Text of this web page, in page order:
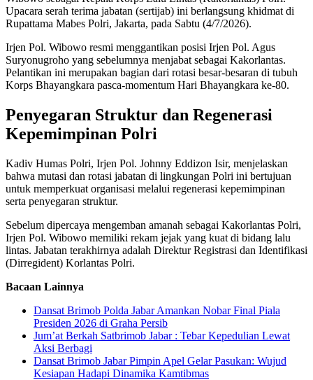
Upacara serah terima jabatan (sertijab) ini berlangsung khidmat di
Rupattama Mabes Polri, Jakarta, pada Sabtu (4/7/2026).
Irjen Pol. Wibowo resmi menggantikan posisi Irjen Pol. Agus
Suryonugroho yang sebelumnya menjabat sebagai Kakorlantas.
Pelantikan ini merupakan bagian dari rotasi besar-besaran di tubuh
Korps Bhayangkara pasca-momentum Hari Bhayangkara ke-80.
Penyegaran Struktur dan Regenerasi
Kepemimpinan Polri
Kadiv Humas Polri, Irjen Pol. Johnny Eddizon Isir, menjelaskan
bahwa mutasi dan rotasi jabatan di lingkungan Polri ini bertujuan
untuk memperkuat organisasi melalui regenerasi kepemimpinan
serta penyegaran struktur.
Sebelum dipercaya mengemban amanah sebagai Kakorlantas Polri,
Irjen Pol. Wibowo memiliki rekam jejak yang kuat di bidang lalu
lintas. Jabatan terakhirnya adalah Direktur Registrasi dan Identifikasi
(Dirregident) Korlantas Polri.
Bacaan Lainnya
Dansat Brimob Polda Jabar Amankan Nobar Final Piala
Presiden 2026 di Graha Persib
Jum’at Berkah Satbrimob Jabar : Tebar Kepedulian Lewat
Aksi Berbagi
Dansat Brimob Jabar Pimpin Apel Gelar Pasukan: Wujud
Kesiapan Hadapi Dinamika Kamtibmas